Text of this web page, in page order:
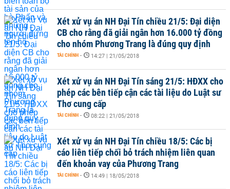
Xét xử vụ án NH Đại Tín chiều 21/5: Đại diện
CB cho rằng đã giải ngân hơn 16.000 tỷ đồng
cho nhóm Phương Trang là đúng quy định
TÀI CHÍNH - 14:27 | 21/05/2018
Xét xử vụ án NH Đại Tín sáng 21/5: HĐXX cho
phép các bên tiếp cận các tài liệu do Luật sư
Thơ cung cấp
TÀI CHÍNH - 08:22 | 21/05/2018
Xét xử vụ án NH Đại Tín chiều 18/5: Các bị
cáo liên tiếp chối bỏ trách nhiệm liên quan
đến khoản vay của Phương Trang
TÀI CHÍNH - 14:49 | 18/05/2018